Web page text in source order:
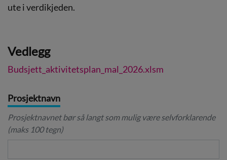
ute i verdikjeden.
Vedlegg
Budsjett_aktivitetsplan_mal_2026.xlsm
Prosjektnavn
Prosjektnavnet bør så langt som mulig være selvforklarende
(maks 100 tegn)